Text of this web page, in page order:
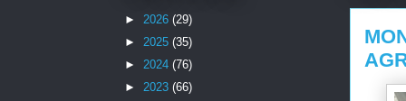
► 2026 (29)
► 2025 (35)
► 2024 (76)
► 2023 (66)